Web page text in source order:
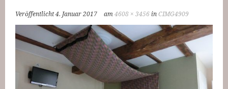
Veröffentlicht4. Januar 2017 am4608 × 3456 inCIMG4909